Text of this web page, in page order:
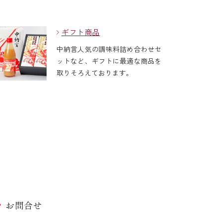
ギフト商品
中納言人気の調味料詰め合わせセ
ットなど、ギフトに最適な商品を
取りそろえております。
お問合せ